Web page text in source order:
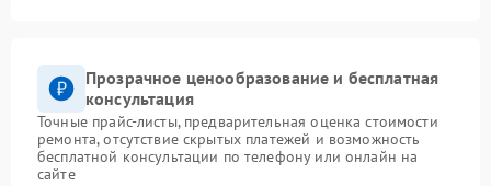
Прозрачное ценообразование и бесплатная
консультация
Точные прайс-листы, предварительная оценка стоимости
ремонта, отсутствие скрытых платежей и возможность
бесплатной консультации по телефону или онлайн на
сайте